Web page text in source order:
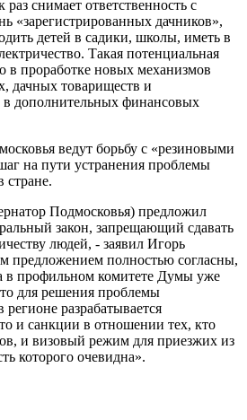
снимает ответственность с
«зарегистрированных дачников»,
детей в садики, школы, иметь в
Такая потенциальная
в проработке новых механизмов
дачных товариществ и
дополнительных финансовых
ведут борьбу с «резиновыми
на пути устранения проблемы
стране.
Подмосковья) предложил
закон, запрещающий сдавать
людей, - заявил Игорь
предложением полностью согласны,
в профильном комитете Думы уже
для решения проблемы
разрабатывается
и санкции в отношении тех, кто
и визовый режим для приезжих из
которого очевидна».